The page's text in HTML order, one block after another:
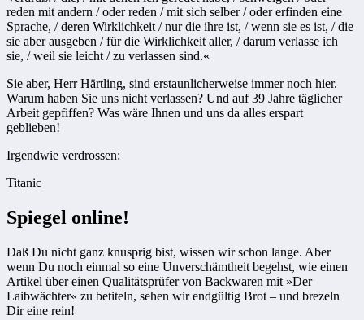
reden mit andern / oder reden / mit sich selber / oder erfinden eine
Sprache, / deren Wirklichkeit / nur die ihre ist, / wenn sie es ist, / die
sie aber ausgeben / für die Wirklichkeit aller, / darum verlasse ich
sie, / weil sie leicht / zu verlassen sind.«
Sie aber, Herr Härtling, sind erstaunlicherweise immer noch hier.
Warum haben Sie uns nicht verlassen? Und auf 39 Jahre täglicher
Arbeit gepfiffen? Was wäre Ihnen und uns da alles erspart
geblieben!
Irgendwie verdrossen:
Titanic
Spiegel online!
Daß Du nicht ganz knusprig bist, wissen wir schon lange. Aber
wenn Du noch einmal so eine Unverschämtheit begehst, wie einen
Artikel über einen Qualitätsprüfer von Backwaren mit »Der
Laibwächter« zu betiteln, sehen wir endgültig Brot – und brezeln
Dir eine rein!